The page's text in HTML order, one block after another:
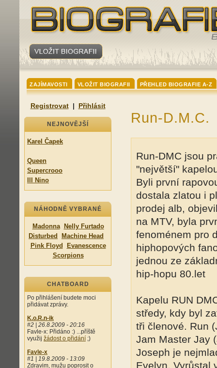
ZAJÍMAVOSTI VLOŽIT BIOGRAFII PŘEHLED BIOGRAFIE A-Z
Registrovat| Přihlásit
NEJNOVĚJŠÍ
Karel Čapek
Queen
Supercrooo
Ill Nino
NÁHODNĚ VYBRANÉ
Madonna
Nelly Furtado
Disturbed
Machine Head
Pink Floyd
Evanescence
Scorpions
CHATBOARD
Po přihlášení budete moci
přidávat zprávy.
K.o.R.n-ik
#2 | 26.8.2009 - 20:16
Favle-x: Přidáno :) ...příště
využij žádost o přidání ;)
Favle-x
#1 | 19.8.2009 - 13:09
Zdravim, mužu poprosit o
Run-D.M.C.
Run-DMC jsou
"největší"
Byli první
dostala zlatou i
prodej alb,
na MTV, byla
fenoménem pro
hiphopových
jednou ze
hip-hopu 80.let
Kapelu RUN
středy, kdy byl
tři členové. Run
Jam Master Jay
Joseph je
Evelyn. Vyrůstal